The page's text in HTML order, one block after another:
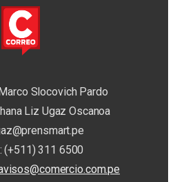
Slocovich Pardo
Liz Ugaz Oscanoa
(+511) 311 6500